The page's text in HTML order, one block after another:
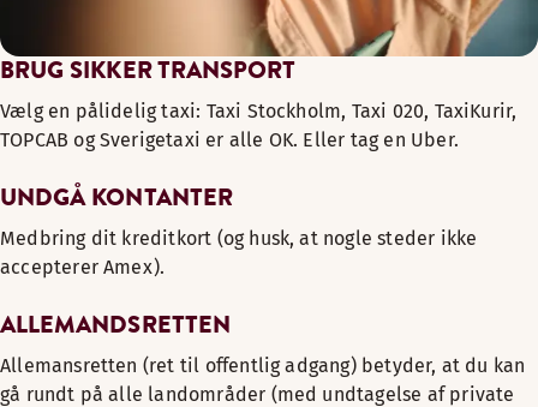
BRUG SIKKER TRANSPORT
Vælg en pålidelig taxi: Taxi Stockholm, Taxi 020, TaxiKurir,
TOPCAB og Sverigetaxi er alle OK. Eller tag en Uber.
UNDGÅ KONTANTER
Medbring dit kreditkort (og husk, at nogle steder ikke
accepterer Amex).
ALLEMANDSRETTEN
Allemansretten (ret til offentlig adgang) betyder, at du kan
gå rundt på alle landområder (med undtagelse af private